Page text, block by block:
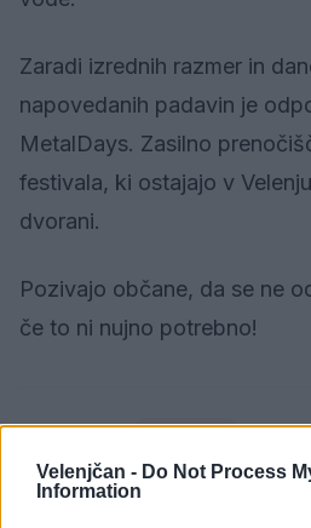
Velenjčan - Do Not Process
Information
Zaradi izrednih razmer in
napovedanih padavin je
MetalDays. Zasilno
festivala, ki ostajajo v
dvorani.
Pozivajo občane, da se ne
če to ni nujno potrebno!